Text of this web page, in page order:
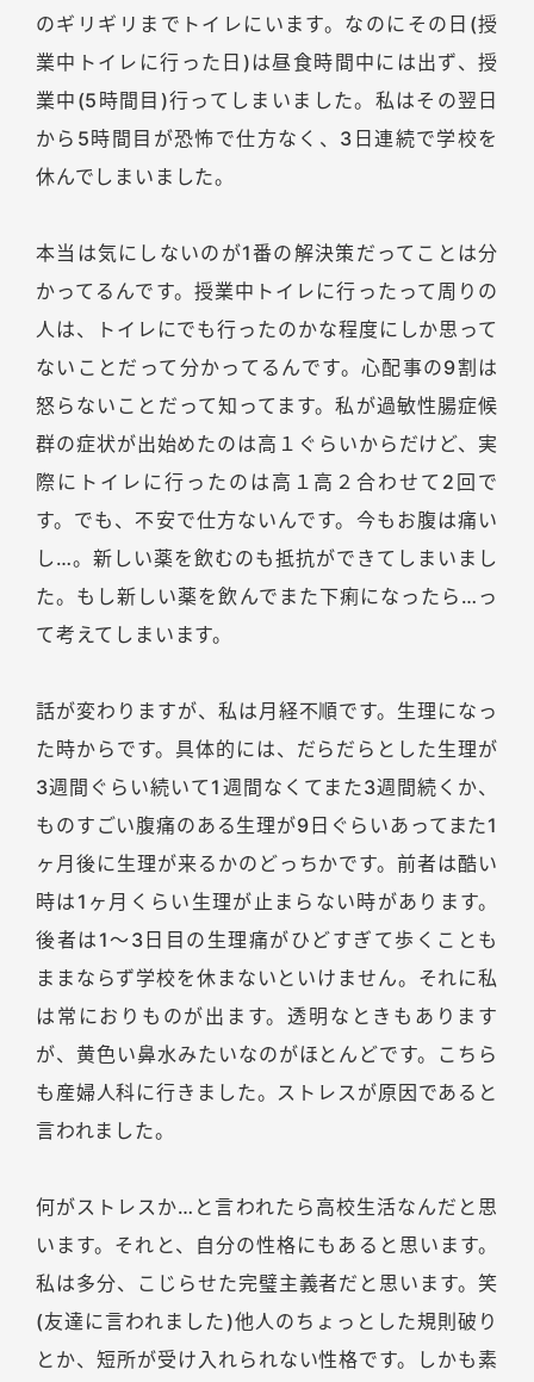
のギリギリまでトイレにいます。なのにその日(授
業中トイレに行った日)は昼食時間中には出ず、授
業中(5時間目)行ってしまいました。私はその翌日
から5時間目が恐怖で仕方なく、3日連続で学校を
休んでしまいました。
本当は気にしないのが1番の解決策だってことは分
かってるんです。授業中トイレに行ったって周りの
人は、トイレにでも行ったのかな程度にしか思って
ないことだって分かってるんです。心配事の9割は
怒らないことだって知ってます。私が過敏性腸症候
群の症状が出始めたのは高１ぐらいからだけど、実
際にトイレに行ったのは高１高２合わせて2回で
す。でも、不安で仕方ないんです。今もお腹は痛い
し…。新しい薬を飲むのも抵抗ができてしまいまし
た。もし新しい薬を飲んでまた下痢になったら…っ
て考えてしまいます。
話が変わりますが、私は月経不順です。生理になっ
た時からです。具体的には、だらだらとした生理が
3週間ぐらい続いて1週間なくてまた3週間続くか、
ものすごい腹痛のある生理が9日ぐらいあってまた1
ヶ月後に生理が来るかのどっちかです。前者は酷い
時は1ヶ月くらい生理が止まらない時があります。
後者は1～3日目の生理痛がひどすぎて歩くことも
ままならず学校を休まないといけません。それに私
は常におりものが出ます。透明なときもあります
が、黄色い鼻水みたいなのがほとんどです。こちら
も産婦人科に行きました。ストレスが原因であると
言われました。
何がストレスか…と言われたら高校生活なんだと思
います。それと、自分の性格にもあると思います。
私は多分、こじらせた完璧主義者だと思います。笑
(友達に言われました)他人のちょっとした規則破り
とか、短所が受け入れられない性格です。しかも素